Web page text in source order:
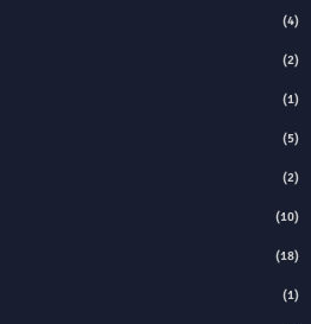
(4)
(2)
(1)
(5)
(2)
(10)
(18)
(1)